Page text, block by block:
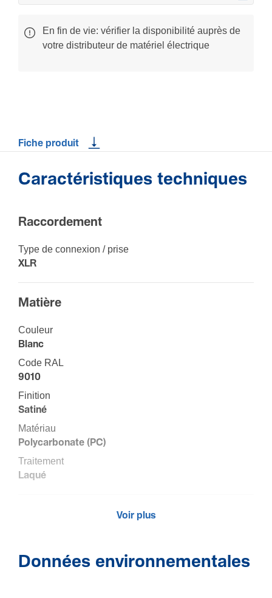
En fin de vie: vérifier la disponibilité auprès de
votre distributeur de matériel électrique
Fiche produit
Caractéristiques techniques
Raccor­de­ment
Type de connexion / prise
XLR
Matière
Couleur
Blanc
Code RAL
9010
Fini­tion
Satiné
Maté­riau
Polycarbonate (PC)
Trai­te­ment
Laqué
45 mm
Voir plus
Données environnementales